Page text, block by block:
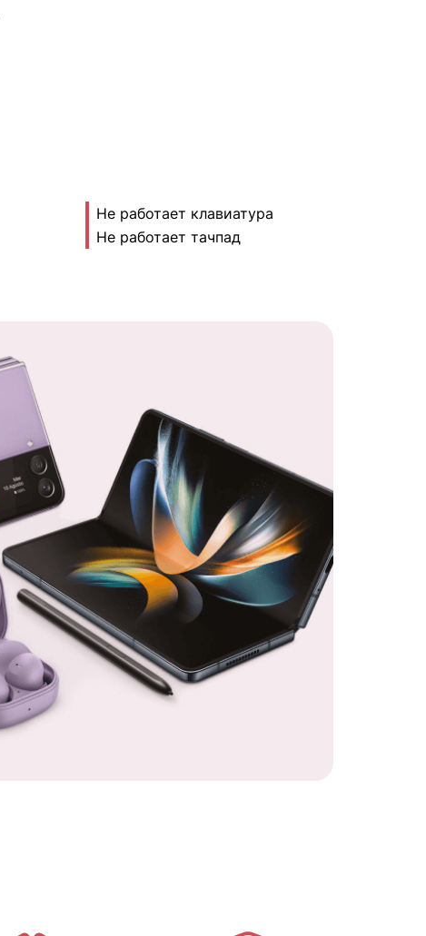
Не работает клавиатура
Не работает тачпад